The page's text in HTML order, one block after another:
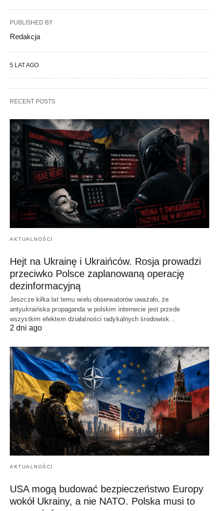
PUBLISHED BY
Redakcja
5 LAT AGO
RECENT POSTS
AKTUALNOŚCI
Hejt na Ukrainę i Ukraińców. Rosja prowadzi
przeciwko Polsce zaplanowaną operację
dezinformacyjną
Jeszcze kilka lat temu wielu obserwatorów uważało, że
antyukraińska propaganda w polskim internecie jest przede
wszystkim efektem działalności radykalnych środowisk…
2 dni ago
AKTUALNOŚCI
USA mogą budować bezpieczeństwo Europy
wokół Ukrainy, a nie NATO. Polska musi to